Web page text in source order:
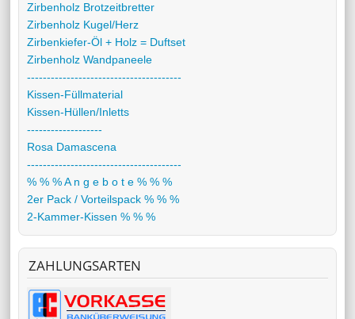
Zirbenholz Brotzeitbretter
Zirbenholz Kugel/Herz
Zirbenkiefer-Öl + Holz = Duftset
Zirbenholz Wandpaneele
---------------------------------------
Kissen-Füllmaterial
Kissen-Hüllen/Inletts
-------------------
Rosa Damascena
---------------------------------------
% % % A n g e b o t e % % %
2er Pack / Vorteilspack % % %
2-Kammer-Kissen % % %
ZAHLUNGSARTEN